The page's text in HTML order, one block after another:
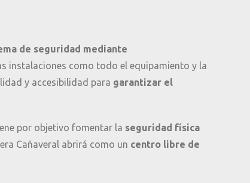
de seguridad mediante
instalaciones como todo el equipamiento y la
y accesibilidad para garantizar el
por objetivo fomentar la seguridad física
Cañaveral abrirá como un centro libre de